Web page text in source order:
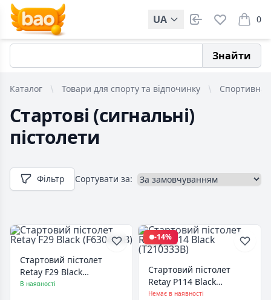
UA 0
items
Знайти
Каталог Товари для спорту та відпочинку Спортивна
Стартові (сигнальні)
пістолети
Фільтр Сортувати за:
Стартовий пістолет
Retay F29 Black
(F630403B)
В наявності
-14%
Стартовий пістолет
Retay P114 Black
(T210333B)
Немає в наявності